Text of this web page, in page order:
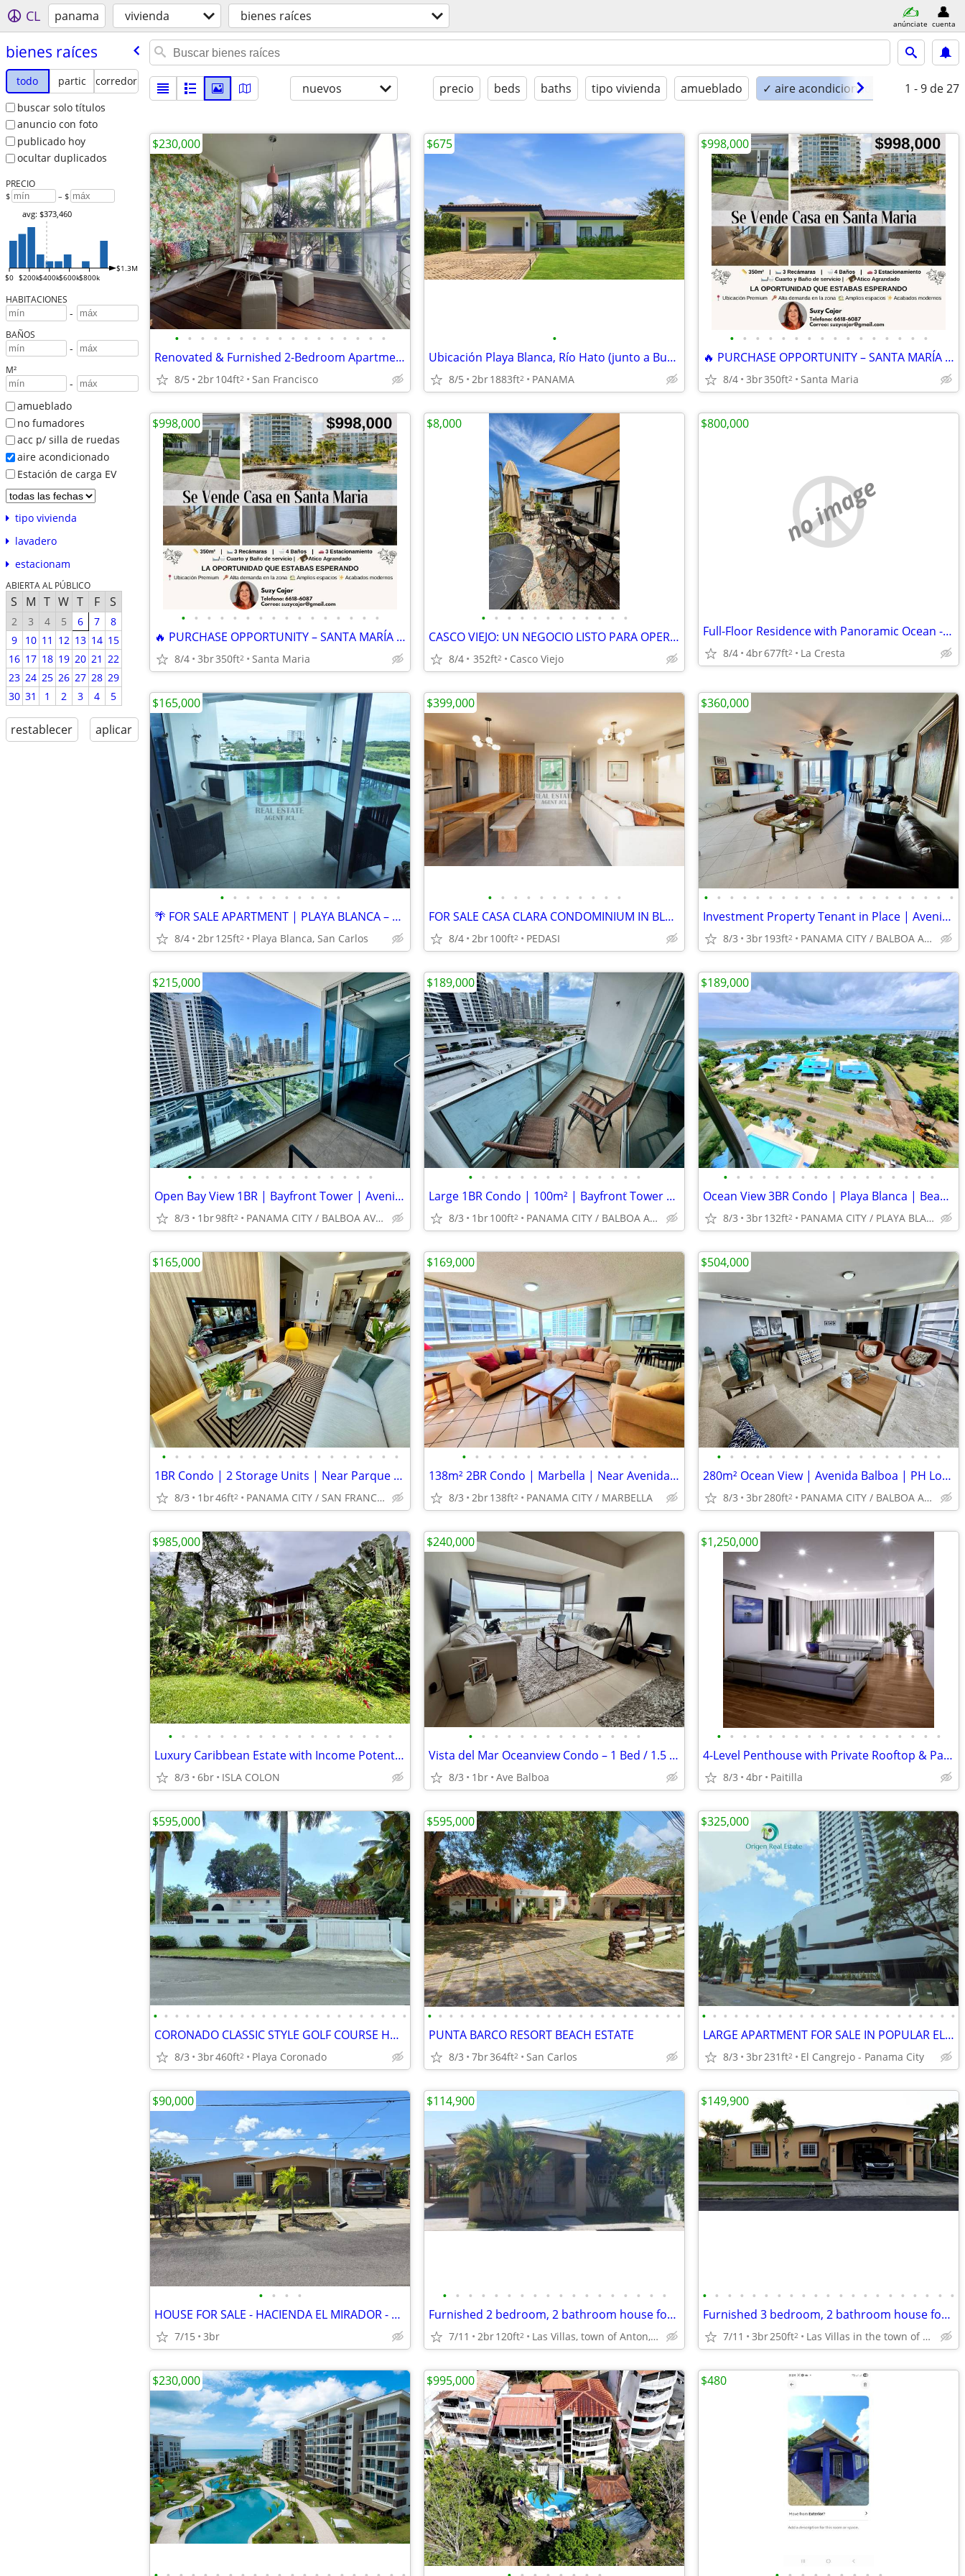
CL panama vivienda bienes raíces anúnciate cuenta
bienes raíces
todo partic
corredor
buscar solo títulos
anuncio con foto
publicado hoy
ocultar duplicados
PRECIO
$ – $
$0 $200k$400k$600k$800k
$1.3M
avg: $373,460
HABITACIONES
-
BAÑOS
-
M²
-
amueblado
no fumadores
acc p/ silla de ruedas
aire acondicionado
Estación de carga EV
tipo vivienda
lavadero
estacionam
ABIERTA AL PÚBLICO
S M T W T F S
2 3 4 5 6 7
8
9
10 11 12 13 14 15
16 17 18 19 20 21 22
23 24 25 26 27 28 29
30 31 1 2 3 4 5
restablecer aplicar
nuevos precio beds baths tipo vivienda amueblado ✓ aire acondicionado 1 - 9 de 27
• • • • • • • • • • • • • • • • •
Renovated & Furnished 2-Bedroom Apartment Near Parque Omar
8/5 2br104ft2 San Francisco
$230,000
•
Ubicación Playa Blanca, Río Hato (junto a Buenaventura)
8/5 2br1883ft2 PANAMA
$675
• • • • • • • • • • • • • • • •
🔥 PURCHASE OPPORTUNITY – SANTA MARÍA – $998,000
8/4 3br350ft2 Santa Maria
$998,000
• • • • • • • • • • • • • • • •
🔥 PURCHASE OPPORTUNITY – SANTA MARÍA – $998,000
8/4 3br350ft2 Santa Maria
$998,000
• • • • • • • • • • • •
CASCO VIEJO: UN NEGOCIO LISTO PARA OPERAR EN EL CORAZÓN DEL ENTRETENIM
8/4 352ft2 Casco Viejo
$8,000
no image
Full-Floor Residence with Panoramic Ocean - Torre Imperial
8/4 4br677ft2 La Cresta
$800,000
• • • • • • • • • •
🌴 FOR SALE APARTMENT | PLAYA BLANCA – PH FOUNDERS
8/4 2br125ft2 Playa Blanca, San Carlos
$165,000
• • • • • • • • • • •
FOR SALE CASA CLARA CONDOMINIUM IN BLUE VENAO RESORT, PLAYA VENAO
8/4 2br100ft2 PEDASI
$399,000
• • • • • • • • • • • • • • • • • • • •
Investment Property Tenant in Place | Avenida Balboa | PH La Ensenada
8/3 3br193ft2 PANAMA CITY / BALBOA AVENUE
$360,000
• • • • • • • • • • • • • • •
Open Bay View 1BR | Bayfront Tower | Avenida Balboa
8/3 1br98ft2 PANAMA CITY / BALBOA AVENUE
$215,000
• • • • • • • • • • • • • •
Large 1BR Condo | 100m² | Bayfront Tower | Avenida Balboa
8/3 1br100ft2 PANAMA CITY / BALBOA AVENUE
$189,000
• • • • • • • • • • • • • • • • •
Ocean View 3BR Condo | Playa Blanca | Beach Access
8/3 3br132ft2 PANAMA CITY / PLAYA BLANCA
$189,000
• • • • • • • • • • • • • • • • • • •
1BR Condo | 2 Storage Units | Near Parque Omar | PH Quatrium
8/3 1br46ft2 PANAMA CITY / SAN FRANCISCO
$165,000
• • • • • • • • • • • • • • •
138m² 2BR Condo | Marbella | Near Avenida Balboa | PH Bahia Marbella
8/3 2br138ft2 PANAMA CITY / MARBELLA
$169,000
• • • • • • • • • • • • • • • • • •
280m² Ocean View | Avenida Balboa | PH Los Delfines
8/3 3br280ft2 PANAMA CITY / BALBOA AVENUE
$504,000
• • • • • • • • • • • • • • • • • •
Luxury Caribbean Estate with Income Potential | Bocas del Toro
8/3 6br ISLA COLON
$985,000
• • • • • • • • • • • • • •
Vista del Mar Oceanview Condo – 1 Bed / 1.5 Bath – 95m²
8/3 1br Ave Balboa
$240,000
• • • • • • • • • • • • • • • • • •
4-Level Penthouse with Private Rooftop & Panoramic Bay Views | Punta P
8/3 4br Paitilla
$1,250,000
• • • • • • • • • • • • • • • • • • • • • • • •
CORONADO CLASSIC STYLE GOLF COURSE HOME FOR SALE
8/3 3br460ft2 Playa Coronado
$595,000
• • • • • • • • • • • • • • • • • • • • • • • •
PUNTA BARCO RESORT BEACH ESTATE
8/3 7br364ft2 San Carlos
$595,000
• • • • • • • • • • • • • • • • • • • • • • • •
LARGE APARTMENT FOR SALE IN POPULAR EL CANGREJO
8/3 3br231ft2 El Cangrejo - Panama City
$325,000
• • • •
HOUSE FOR SALE - HACIENDA EL MIRADOR - ANTON
7/15 3br
$90,000
• • • • • • • • • • • • • • • • • •
Furnished 2 bedroom, 2 bathroom house for sale in gated community
7/11 2br120ft2 Las Villas, town of Anton, Republic of Panama
$114,900
• • • • • • • • • • • • • • • • • • • • •
Furnished 3 bedroom, 2 bathroom house for sale in a gated community
7/11 3br250ft2 Las Villas in the town of Anton, Republic of Panama
$149,900
$230,000 $995,000 $480